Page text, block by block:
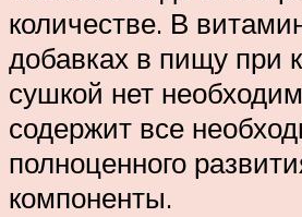
количестве. В
добавках в пищу при
сушкой нет
содержит все
полноценного
компоненты.